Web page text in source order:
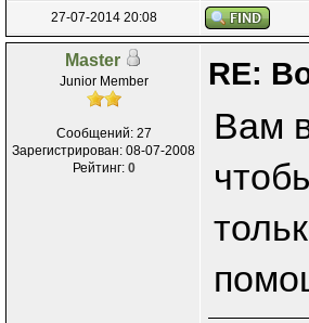
27-07-2014 20:08
Master
Junior Member
Сообщений: 27
Зарегистрирован: 08-07-2008
Рейтинг: 0
RE:
Вам